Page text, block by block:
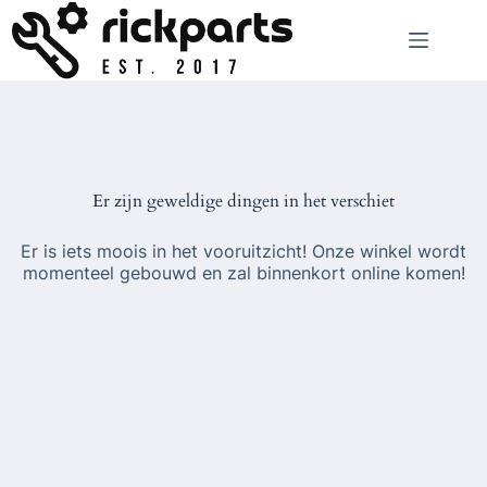
naar
de
inhoud
Er zijn geweldige dingen in het verschiet
Er is iets moois in het vooruitzicht! Onze winkel wordt
momenteel gebouwd en zal binnenkort online komen!